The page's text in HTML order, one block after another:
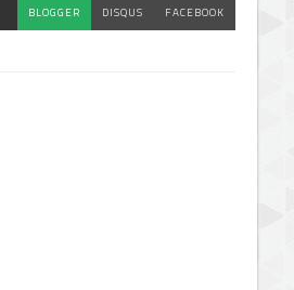
BLOGGER DISQUS FACEBOOK